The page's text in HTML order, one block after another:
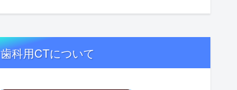
歯科用CTについて